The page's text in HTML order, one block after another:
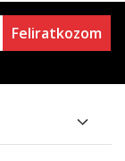
Feliratkozom